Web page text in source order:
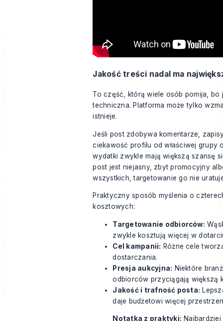
Jakość treści nadal ma
To część, którą wiele osób pomija, bo
techniczna. Platforma może tylko
istnieje.
Jeśli post zdobywa komentarze,
ciekawość profilu od właściwej grupy
wydatki zwykle mają większą szansę
post jest niejasny, zbyt promocyjny
wszystkich, targetowanie go nie
Praktyczny sposób myślenia o
kosztowych:
Targetowanie odbiorców:
zwykle kosztują więcej w
Cel kampanii: Różne cele
dostarczania.
Presja aukcyjna: Niektóre
odbiorców przyciągają większą
Jakość i trafność posta:
daje budżetowi więcej
Notatka z praktyki: Najbardziej